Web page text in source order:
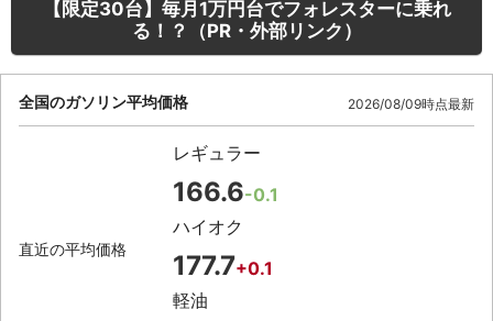
【限定30台】毎月1万円台でフォレスターに乗れ
る！？（PR・外部リンク）
全国のガソリン平均価格 2026/08/09時点最新
直近の平均価格
レギュラー
166.6-0.1
ハイオク
177.7+0.1
軽油